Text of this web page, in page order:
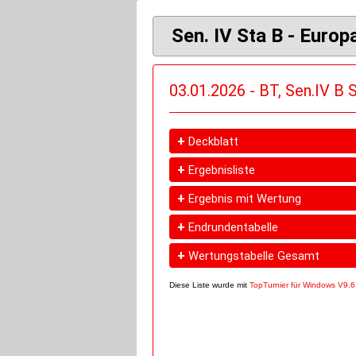
Sen. IV Sta B -
03.01.2026 - BT, Sen.IV B
+ Deckblatt
+ Ergebnisliste
+ Ergebnis mit Wertung
+ Endrundentabelle
+ Wertungstabelle Gesamt
Diese Liste wurde mit TopTurnier für Windows V9.6